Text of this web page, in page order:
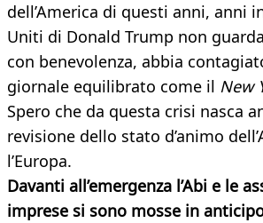
dell’America di questi anni, anni
Uniti di Donald Trump non
con benevolenza, abbia
giornale equilibrato come il New
Spero che da questa crisi nasca
revisione dello stato d’animo
l’Europa.
Davanti all’emergenza l’Abi e le
imprese si sono mosse in